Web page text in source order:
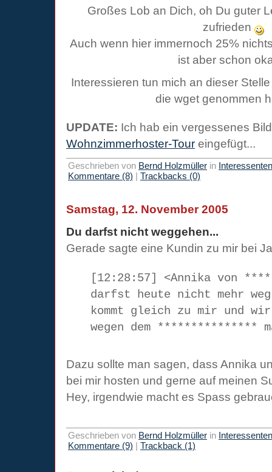
Großes Lob an Dich, oh Du guter
zufrieden
Auch wenn hier immernoch 25%
ist aber schon
Interessieren tun mich an dieser
die wget genommen
UPDATE: Ich hab ein vergessenes
Wohnzimmerhoster-Tour eingefügt...
Geschrieben von Bernd Holzmüller in
Kommentare (8) | Trackbacks (0)
Samstag, 12. November 2005
Du darfst nicht weggehen...
Gerade sagte eine Kundin zu mir bei
[12:28:57] <Annika von
darfst heute nicht mehr
kommt gleich zu mir und
wegen dem ***************
Dazu sollte man sagen, dass Annika
bei mir hosten und gerne auf meinen
Hey, irgendwie macht es Spass
Geschrieben von Bernd Holzmüller in
Kommentare (9) | Trackback (1)